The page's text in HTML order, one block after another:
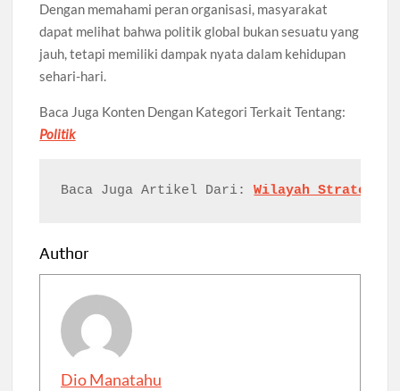
Dengan memahami peran organisasi, masyarakat
dapat melihat bahwa politik global bukan sesuatu yang
jauh, tetapi memiliki dampak nyata dalam kehidupan
sehari-hari.
Baca Juga Konten Dengan Kategori Terkait Tentang:
Politik
Baca Juga Artikel Dari: Wilayah
Author
Dio Manatahu